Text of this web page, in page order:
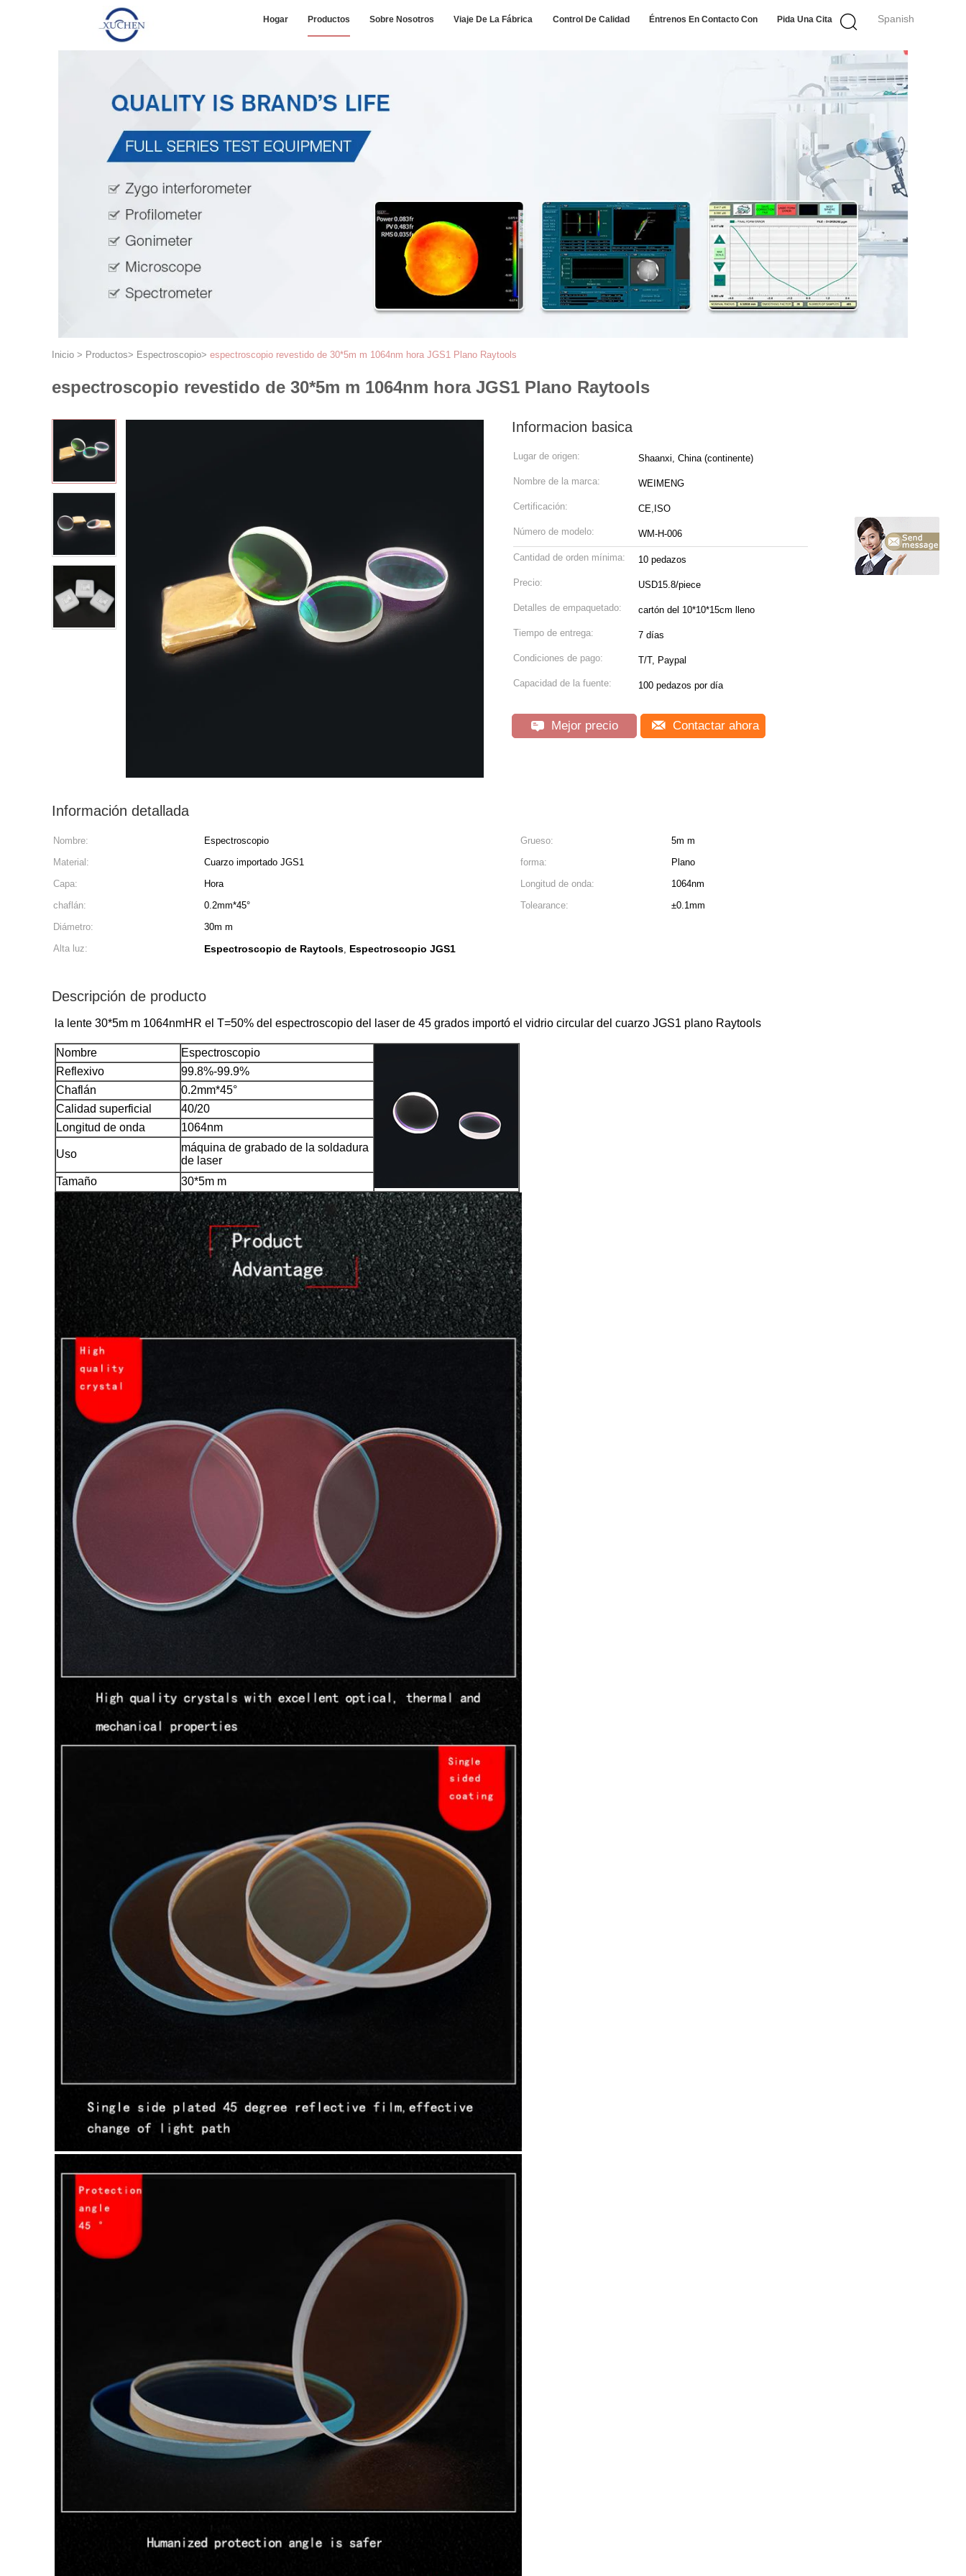
Deja un mensaje
¡Te llamaremos pronto!
PRESENTACIóN
Spanish
Hogar Productos Sobre Nosotros Viaje De La Fábrica Control De Calidad Éntrenos En Contacto Con Pida Una Cita
Inicio > Productos> Espectroscopio> espectroscopio revestido de 30*5m m 1064nm hora JGS1 Plano Raytools
espectroscopio revestido de 30*5m m 1064nm hora JGS1 Plano Raytools
Informacion basica
Lugar de origen: Shaanxi, China (continente)
Nombre de la marca: WEIMENG
Certificación: CE,ISO
Número de modelo: WM-H-006
Cantidad de orden mínima: 10 pedazos
Precio: USD15.8/piece
Detalles de empaquetado: cartón del 10*10*15cm lleno
Tiempo de entrega: 7 días
Condiciones de pago: T/T, Paypal
Capacidad de la fuente: 100 pedazos por día
Mejor precio Contactar ahora
Información detallada
Nombre: Espectroscopio Grueso:
5m m
Material:
Cuarzo importado JGS1 forma:
Plano
Capa:
Hora Longitud de onda:
1064nm
chaflán:
0.2mm*45° Tolearance:
±0.1mm
Diámetro:
30m m
Alta luz:
Espectroscopio de Raytools, Espectroscopio JGS1
Descripción de producto
la lente 30*5m m 1064nmHR el T=50% del espectroscopio del laser de 45 grados importó el vidrio circular del cuarzo JGS1 plano Raytools
Nombre
Espectroscopio
Reflexivo
99.8%-99.9%
Chaflán
0.2mm*45°
Calidad superficial
40/20
Longitud de onda
1064nm
Uso
máquina de grabado de la soldadura
de laser
Tamaño
30*5m m